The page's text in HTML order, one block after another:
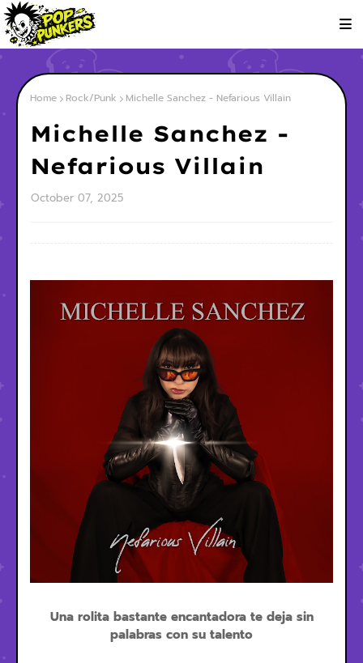
Home Rock/Punk Michelle Sanchez - Nefarious Villain
Michelle Sanchez -
Nefarious Villain
October 07, 2025
Una rolita bastante encantadora te deja sin
palabras con su talento